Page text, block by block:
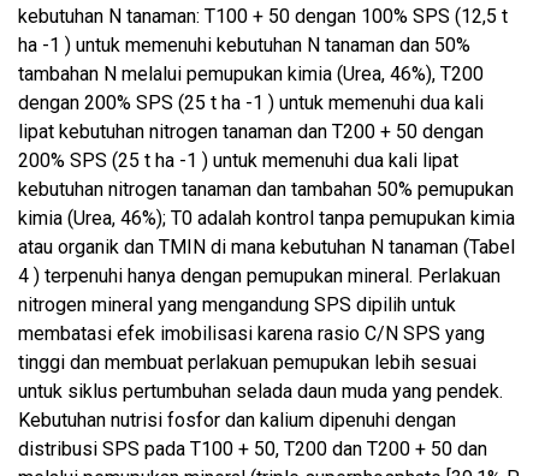
kebutuhan N tanaman: T100 + 50 dengan 100% SPS (12,5 t
ha -1 ) untuk memenuhi kebutuhan N tanaman dan 50%
tambahan N melalui pemupukan kimia (Urea, 46%), T200
dengan 200% SPS (25 t ha -1 ) untuk memenuhi dua kali
lipat kebutuhan nitrogen tanaman dan T200 + 50 dengan
200% SPS (25 t ha -1 ) untuk memenuhi dua kali lipat
kebutuhan nitrogen tanaman dan tambahan 50% pemupukan
kimia (Urea, 46%); T0 adalah kontrol tanpa pemupukan kimia
atau organik dan TMIN di mana kebutuhan N tanaman (Tabel
4 ) terpenuhi hanya dengan pemupukan mineral. Perlakuan
nitrogen mineral yang mengandung SPS dipilih untuk
membatasi efek imobilisasi karena rasio C/N SPS yang
tinggi dan membuat perlakuan pemupukan lebih sesuai
untuk siklus pertumbuhan selada daun muda yang pendek.
Kebutuhan nutrisi fosfor dan kalium dipenuhi dengan
distribusi SPS pada T100 + 50, T200 dan T200 + 50 dan